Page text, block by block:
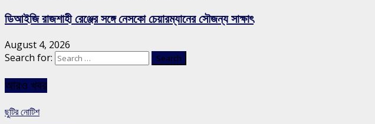
ডিআইজি রাজশাহী রেঞ্জের সঙ্গে নেসকো চেয়ারম্যানের সৌজন্য সাক্ষাৎ
August 4, 2026
Search for:
আরও খবর
ছুটির নোটিশ